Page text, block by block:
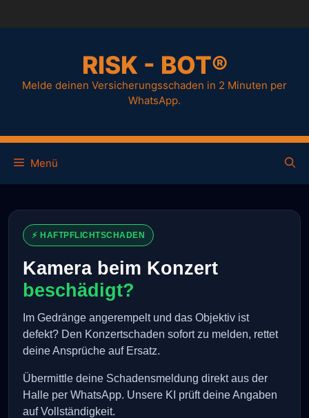
RISK - BOT®
Melde deinen Versicherungsschaden in 2 Minuten per
WhatsApp.
Menü
⚡ HAFTPFLICHTSCHADEN
Kamera beim Konzert
beschädigt?
Im Gedränge angerempelt und das Objektiv ist
defekt? Den Konzertschaden sofort zu melden, rettet
deine Ansprüche auf Ersatz.
Übermittle deine Schadensmeldung direkt aus der
Halle per WhatsApp. Unsere KI prüft deine Angaben
auf Vollständigkeit.